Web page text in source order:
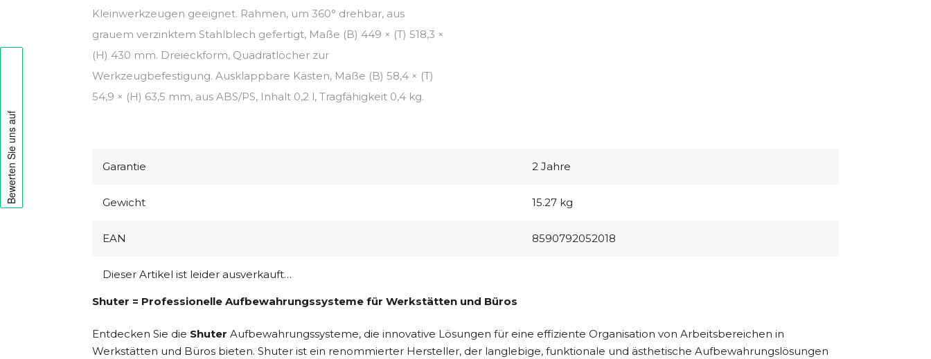
Kleinwerkzeugen geeignet. Rahmen, um 360° drehbar, aus
grauem verzinktem Stahlblech gefertigt, Maße (B) 449 × (T) 518,3 ×
(H) 430 mm. Dreieckform, Quadratlöcher zur
Werkzeugbefestigung. Ausklappbare Kästen, Maße (B) 58,4 × (T)
54,9 × (H) 63,5 mm, aus ABS/PS, Inhalt 0,2 l, Tragfähigkeit 0,4 kg.
Garantie 2 Jahre
Gewicht 15.27 kg
EAN 8590792052018
Dieser Artikel ist leider ausverkauft…
Shuter = Professionelle Aufbewahrungssysteme für Werkstätten und Büros
Entdecken Sie die Shuter Aufbewahrungssysteme, die innovative Lösungen für eine effiziente Organisation von Arbeitsbereichen in
Werkstätten und Büros bieten. Shuter ist ein renommierter Hersteller, der langlebige, funktionale und ästhetische Aufbewahrungslösungen